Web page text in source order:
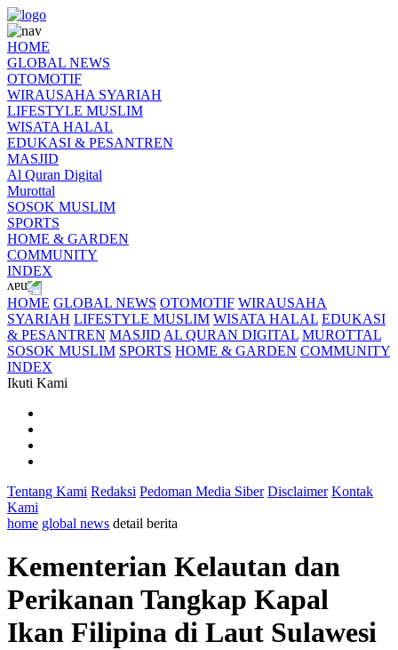
HOME
GLOBAL NEWS
OTOMOTIF
WIRAUSAHA SYARIAH
LIFESTYLE MUSLIM
WISATA HALAL
EDUKASI & PESANTREN
MASJID
Al Quran Digital
Murottal
SOSOK MUSLIM
SPORTS
HOME & GARDEN
COMMUNITY
INDEX
HOME GLOBAL NEWS OTOMOTIF WIRAUSAHA
SYARIAH LIFESTYLE MUSLIM WISATA HALAL EDUKASI
& PESANTREN MASJID AL QURAN DIGITAL MUROTTAL
SOSOK MUSLIM SPORTS HOME & GARDEN COMMUNITY
INDEX
Ikuti Kami
Tentang Kami Redaksi Pedoman Media Siber Disclaimer Kontak
Kami
home global news detail berita
Kementerian Kelautan dan
Perikanan Tangkap Kapal
Ikan Filipina di Laut Sulawesi